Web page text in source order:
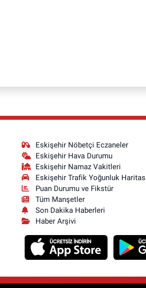
Eskişehir Nöbetçi Eczaneler
Eskişehir Hava Durumu
Eskişehir Namaz Vakitleri
Eskişehir Trafik Yoğunluk
Puan Durumu ve Fikstür
Tüm Manşetler
Son Dakika Haberleri
Haber Arşivi